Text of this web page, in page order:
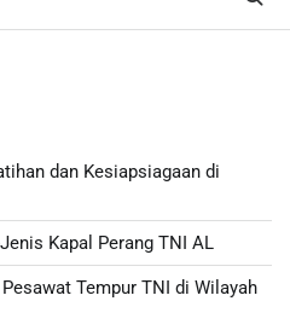
dan Kesiapsiagaan di
Kapal Perang TNI AL
Tempur TNI di Wilayah